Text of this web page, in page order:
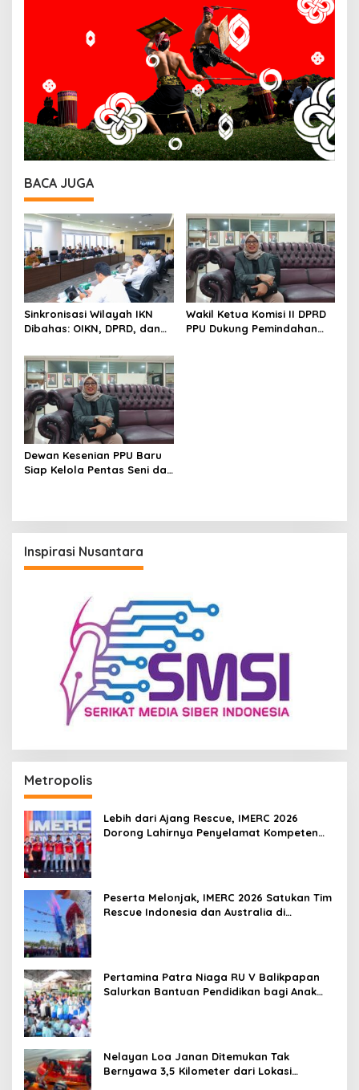
BACA JUGA
Sinkronisasi Wilayah IKN
Dibahas: OIKN, DPRD, dan
Bersama Bahas Transisi
dan Kewenangan
Wakil Ketua Komisi II DPRD
PPU Dukung Pemindahan
Dewan Kesenian PPU Baru
Siap Kelola Pentas Seni dan
Inspirasi Nusantara
Metropolis
Lebih dari Ajang Rescue, IMERC 2026
Dorong Lahirnya Penyelamat Kompeten
Peserta Melonjak, IMERC 2026 Satukan Tim
Rescue Indonesia dan Australia di
Pertamina Patra Niaga RU V Balikpapan
Salurkan Bantuan Pendidikan bagi Anak
Nelayan Loa Janan Ditemukan Tak
Bernyawa 3,5 Kilometer dari Lokasi